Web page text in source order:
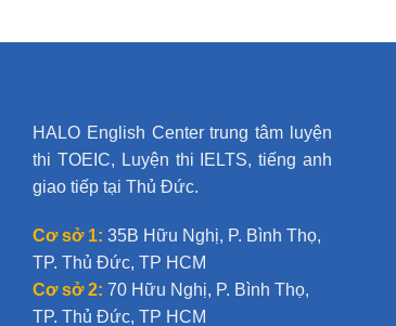
HALO English Center trung tâm luyện
thi TOEIC, Luyện thi IELTS, tiếng anh
giao tiếp tại Thủ Đức.
Cơ sở 1: 35B Hữu Nghị, P. Bình Thọ,
TP. Thủ Đức, TP HCM
Cơ sở 2: 70 Hữu Nghị, P. Bình Thọ,
TP. Thủ Đức, TP HCM